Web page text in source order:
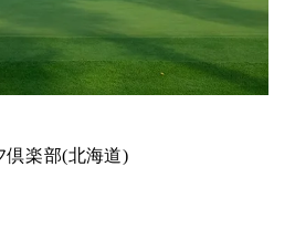
倶楽部(北海道)